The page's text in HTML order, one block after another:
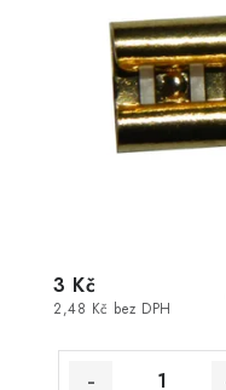
2,48 Kč bez DPH
3 Kč